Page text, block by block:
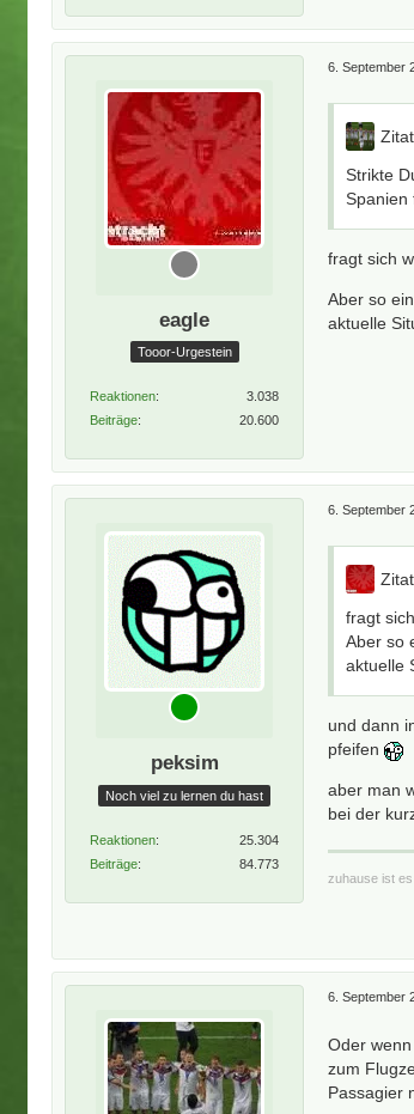
eagle
Tooor-Urgestein
Reaktionen
3.038
Beiträge
20.600
6. September
Strikte
Spanien
fragt sich
Aber so
aktuelle
peksim
Noch viel zu lernen du hast
Reaktionen
25.304
Beiträge
84.773
6. September
fragt
Aber so
aktuelle
und dann
pfeifen
aber man
bei der
zuhause ist
6. September
Oder
zum
Passagier